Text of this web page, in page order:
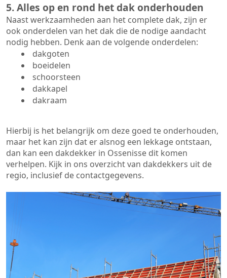
5. Alles op en rond het dak onderhouden
Naast werkzaamheden aan het complete dak, zijn er
ook onderdelen van het dak die de nodige aandacht
nodig hebben. Denk aan de volgende onderdelen:
dakgoten
boeidelen
schoorsteen
dakkapel
dakraam
Hierbij is het belangrijk om deze goed te onderhouden,
maar het kan zijn dat er alsnog een lekkage ontstaan,
dan kan een dakdekker in Ossenisse dit komen
verhelpen. Kijk in ons overzicht van dakdekkers uit de
regio, inclusief de contactgegevens.